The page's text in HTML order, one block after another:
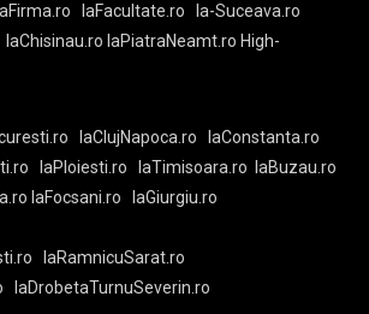
laFirma.ro laFacultate.ro
la-Suceava.ro
laChisinau.ro laPiatraNeamt.ro High-
laClujNapoca.ro
laConstanta.ro
laPloiesti.ro laTimisoara.ro
laBuzau.ro
laFocsani.ro
laGiurgiu.ro
laRamnicuSarat.ro
laDrobetaTurnuSeverin.ro